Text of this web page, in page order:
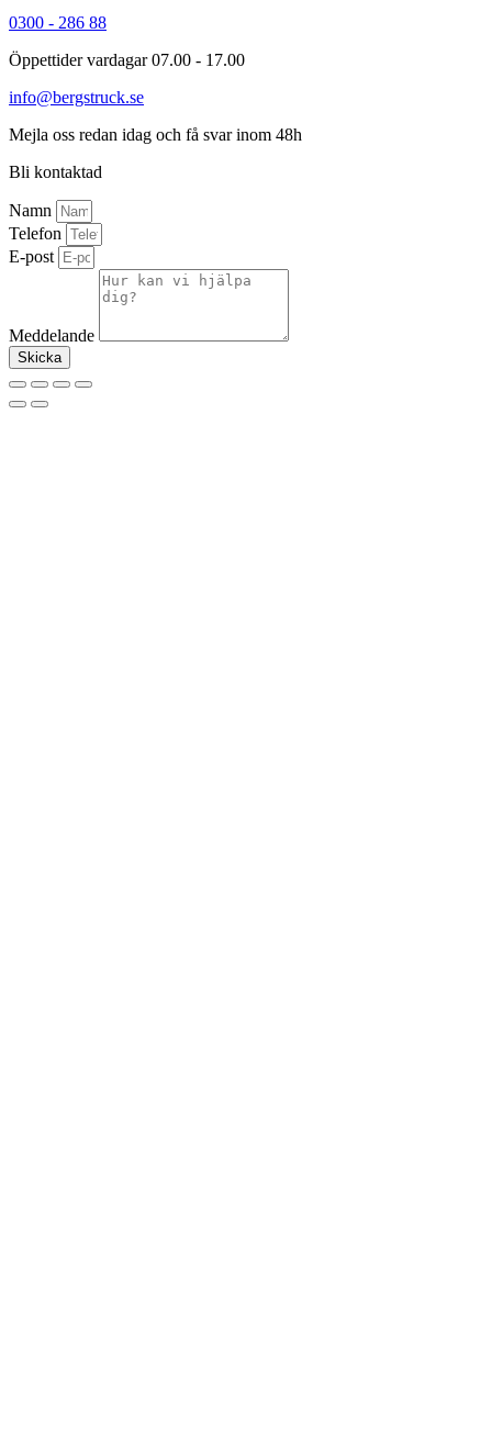
0300 - 286 88
Öppettider vardagar 07.00 - 17.00
info@bergstruck.se
Mejla oss redan idag och få svar inom 48h
Bli kontaktad
Namn
Telefon
E-post
Meddelande
Skicka